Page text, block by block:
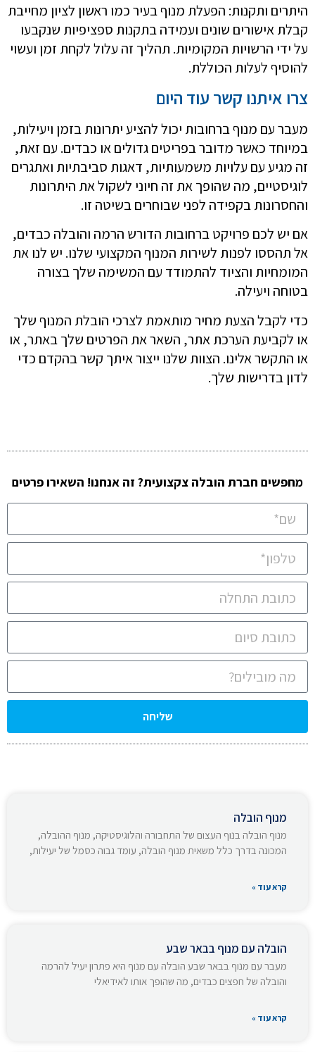
היתרים ותקנות: הפעלת מנוף בעיר כמו ראשון לציון מחייבת
קבלת אישורים שונים ועמידה בתקנות ספציפיות שנקבעו
על ידי הרשויות המקומיות. תהליך זה עלול לקחת זמן ועשוי
להוסיף לעלות הכוללת.
צרו איתנו קשר עוד היום
מעבר עם מנוף ברחובות יכול להציע יתרונות בזמן ויעילות,
במיוחד כאשר מדובר בפריטים גדולים או כבדים. עם זאת,
זה מגיע עם עלויות משמעותיות, דאגות סביבתיות ואתגרים
לוגיסטיים, מה שהופך את זה חיוני לשקול את היתרונות
והחסרונות בקפידה לפני שבוחרים בשיטה זו.
אם יש לכם פרויקט ברחובות הדורש הרמה והובלה כבדים,
אל תהססו לפנות לשירות המנוף המקצועי שלנו. יש לנו את
המומחיות והציוד להתמודד עם המשימה שלך בצורה
בטוחה ויעילה.
כדי לקבל הצעת מחיר מותאמת לצרכי הובלת המנוף שלך
או לקביעת הערכת אתר, השאר את הפרטים שלך באתר, או
או התקשר אלינו. הצוות שלנו ייצור איתך קשר בהקדם כדי
לדון בדרישות שלך.
מחפשים חברת הובלה צקצועית? זה אנחנו! השאירו פרטים
שליחה
מנוף הובלה
מנוף הובלה בנוף העצום של התחבורה והלוגיסטיקה, מנוף ההובלה,
המכונה בדרך כלל משאית מנוף הובלה, עומד גבוה כסמל של יעילות,
קרא עוד »
הובלה עם מנוף בבאר שבע
מעבר עם מנוף בבאר שבע הובלה עם מנוף היא פתרון יעיל להרמה
והובלה של חפצים כבדים, מה שהופך אותו לאידיאלי
קרא עוד »